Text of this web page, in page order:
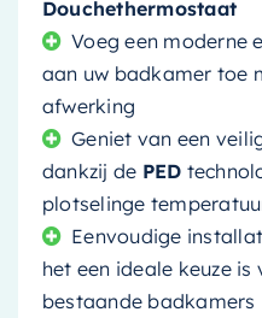
Douchethermostaat
Voeg een moderne
aan uw badkamer toe
afwerking
Geniet van een
dankzij de PED
plotselinge
Eenvoudige
het een ideale keuze is
bestaande badkamers